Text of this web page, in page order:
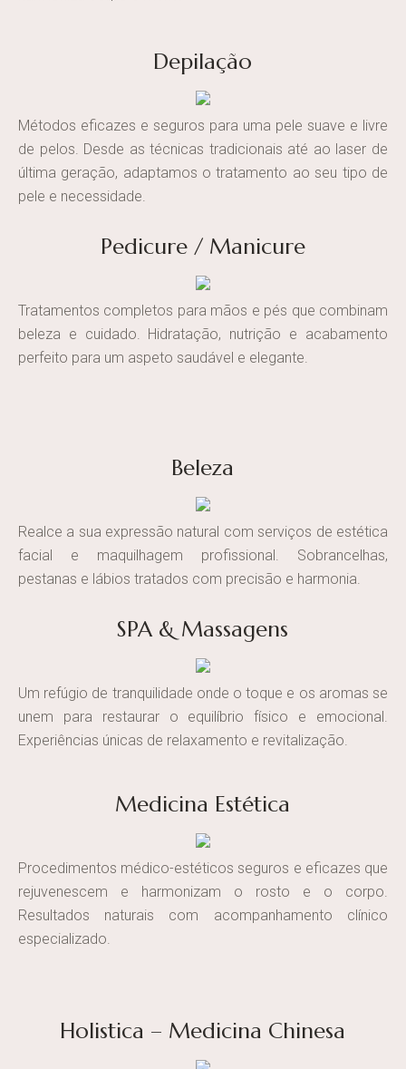
Depilação
Métodos eficazes e seguros para uma pele suave e livre
de pelos. Desde as técnicas tradicionais até ao laser de
última geração, adaptamos o tratamento ao seu tipo de
pele e necessidade.
Pedicure / Manicure
Tratamentos completos para mãos e pés que combinam
beleza e cuidado. Hidratação, nutrição e acabamento
perfeito para um aspeto saudável e elegante.
Beleza
Realce a sua expressão natural com serviços de estética
facial e maquilhagem profissional. Sobrancelhas,
pestanas e lábios tratados com precisão e harmonia.
SPA & Massagens
Um refúgio de tranquilidade onde o toque e os aromas se
unem para restaurar o equilíbrio físico e emocional.
Experiências únicas de relaxamento e revitalização.
Medicina Estética
Procedimentos médico-estéticos seguros e eficazes que
rejuvenescem e harmonizam o rosto e o corpo.
Resultados naturais com acompanhamento clínico
especializado.
Holistica – Medicina Chinesa